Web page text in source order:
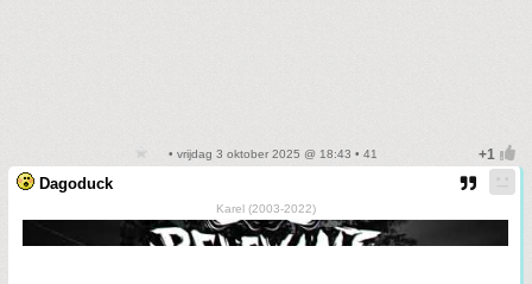
• vrijdag 3 oktober 2025 @ 18:43 • 41
Dagoduck
Karel (2003-2022)